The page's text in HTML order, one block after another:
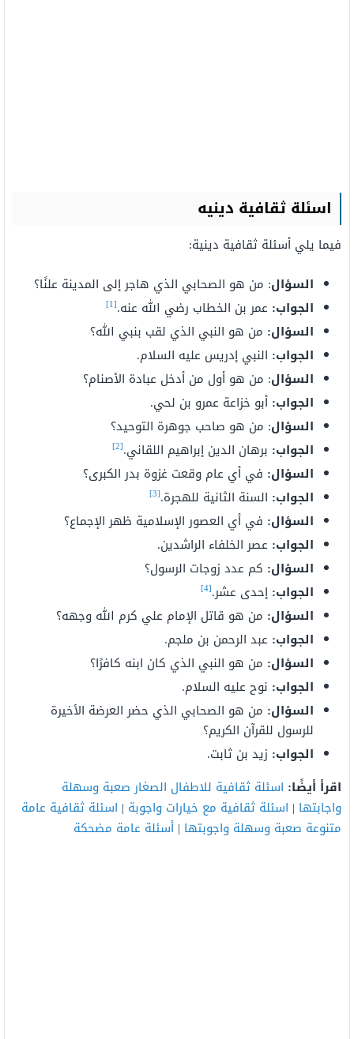
اسئلة ثقافية دينيه
فيما يلي أسئلة ثقافية دينية:
السؤال: من هو الصحابي الذي هاجر إلى المدينة علنًا؟
الجواب: عمر بن الخطاب رضي الله عنه.[1]
السؤال: من هو النبي الذي لقب بنبي الله؟
الجواب: النبي إدريس عليه السلام.
السؤال: من هو أول من أدخل عبادة الأصنام؟
الجواب: أبو خزاعة عمرو بن لحي.
السؤال: من هو صاحب جوهرة التوحيد؟
الجواب: برهان الدين إبراهيم اللقاني.[2]
السؤال: في أي عام وقعت غزوة بدر الكبرى؟
الجواب: السنة الثانية للهجرة.[3]
السؤال: في أي العصور الإسلامية ظهر الإجماع؟
الجواب: عصر الخلفاء الراشدين.
السؤال: كم عدد زوجات الرسول؟
الجواب: إحدى عشر.[4]
السؤال: من هو قاتل الإمام علي كرم الله وجهه؟
الجواب: عبد الرحمن بن ملجم.
السؤال: من هو النبي الذي كان ابنه كافرًا؟
الجواب: نوح عليه السلام.
السؤال: من هو الصحابي الذي حضر العرضة الأخيرة
للرسول للقرآن الكريم؟
الجواب: زيد بن ثابت.
اقرأ أيضًا: اسئلة ثقافية للاطفال الصغار صعبة وسهلة
واجابتها | اسئلة ثقافية مع خيارات واجوبة | اسئلة ثقافية عامة
متنوعة صعبة وسهلة واجوبتها | أسئلة عامة مضحكة